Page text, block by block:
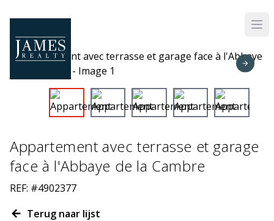
Appartement avec terrasse et garage
face à l'Abbaye de la Cambre
REF: #4902377
Terug naar lijst